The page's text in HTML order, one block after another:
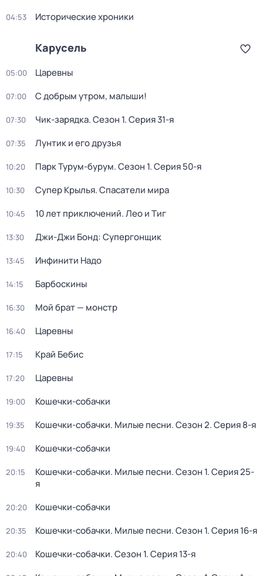
04:53 Исторические хроники
Карусель
05:00 Царевны
07:00 С добрым утром, малыши!
07:30 Чик-зарядка. Сезон 1. Серия 31-я
07:35 Лунтик и его друзья
10:20 Парк Турум-бурум. Сезон 1. Серия 50-я
10:30 Супер Крылья. Спасатели мира
10:45 10 лет приключений. Лео и Тиг
13:30 Джи-Джи Бонд: Супергонщик
13:45 Инфинити Надо
14:15 Барбоскины
16:30 Мой брат — монстр
16:40 Царевны
17:15 Край Бебис
17:20 Царевны
19:00 Кошечки-собачки
19:35 Кошечки-собачки. Милые песни. Сезон 2. Серия 8-я
19:40 Кошечки-собачки
20:15 Кошечки-собачки. Милые песни. Сезон 1. Серия 25-
я
20:20 Кошечки-собачки
20:35 Кошечки-собачки. Милые песни. Сезон 1. Серия 16-я
20:40 Кошечки-собачки. Сезон 1. Серия 13-я